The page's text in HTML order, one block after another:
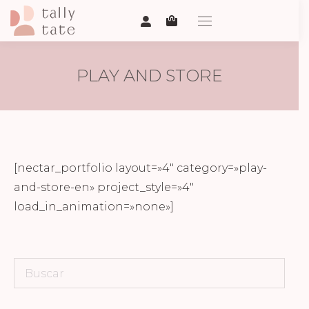
PLAY AND STORE
[nectar_portfolio layout=»4″ category=»play-
and-store-en» project_style=»4″
load_in_animation=»none»]